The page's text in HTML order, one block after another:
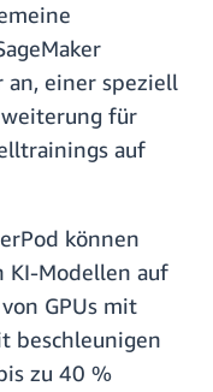
an, einer speziell
für
auf
können
KI-Modellen auf
GPUs mit
beschleunigen
zu 40 %